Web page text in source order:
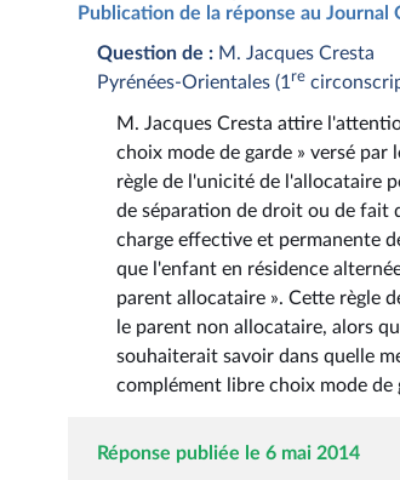
Publication de la réponse au
Question de : M. Jacques Cresta
Pyrénées-Orientales (1 re
M. Jacques Cresta attire
choix mode de garde » versé
règle de l'unicité de l'allocataire
de séparation de droit ou de fait
charge effective et permanente
que l'enfant en résidence
parent allocataire ». Cette règle
le parent non allocataire, alors
souhaiterait savoir dans quelle
complément libre choix mode de
Réponse publiée le 6 mai 2014